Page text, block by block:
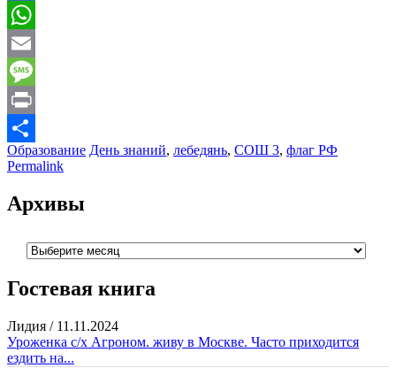
Mail.Ru
WhatsApp
Email
Message
Print
Отправить
Образование День знаний, лебедянь, СОШ 3, флаг РФ
Permalink
Архивы
Архивы
Гостевая книга
Лидия / 11.11.2024
Уроженка с/х Агроном. живу в Москве. Часто приходится
ездить на...